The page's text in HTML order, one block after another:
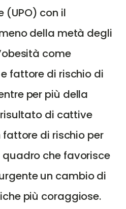
(UPO) con il
della metà degli
come
fattore di rischio di
per più della
di cattive
di rischio per
che favorisce
un cambio di
più coraggiose.